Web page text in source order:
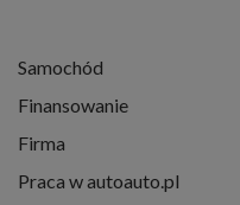
Samochód
Finansowanie
Firma
Praca w autoauto.pl